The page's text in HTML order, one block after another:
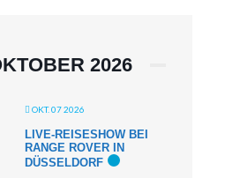
2026
OKT. 07 2026
LIVE-REISESHOW BEI
RANGE ROVER IN
DÜSSELDORF